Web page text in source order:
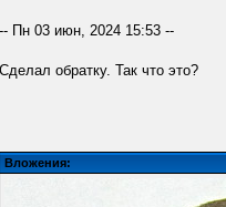
-- Пн 03 июн, 2024 15:53 --
Сделал обратку. Так что это?
Вложения: